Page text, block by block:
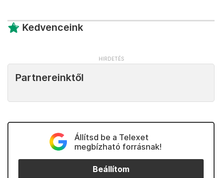
Kedvenceink
Partnereinktől
Állítsd be a Telexet
megbízható forrásnak!
Beállítom